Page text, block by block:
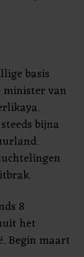
basis
van
bijna
8
het
Begin maart